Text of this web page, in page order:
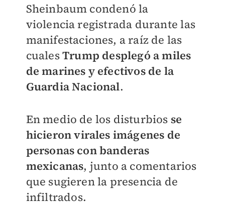
Sheinbaum condenó la
violencia registrada durante las
manifestaciones, a raíz de las
cualesTrump desplegó a miles
de marines y efectivos de la
Guardia Nacional.
En medio de los disturbios se
hicieron virales imágenes de
personas con banderas
mexicanas, junto a comentarios
que sugieren la presencia de
infiltrados.